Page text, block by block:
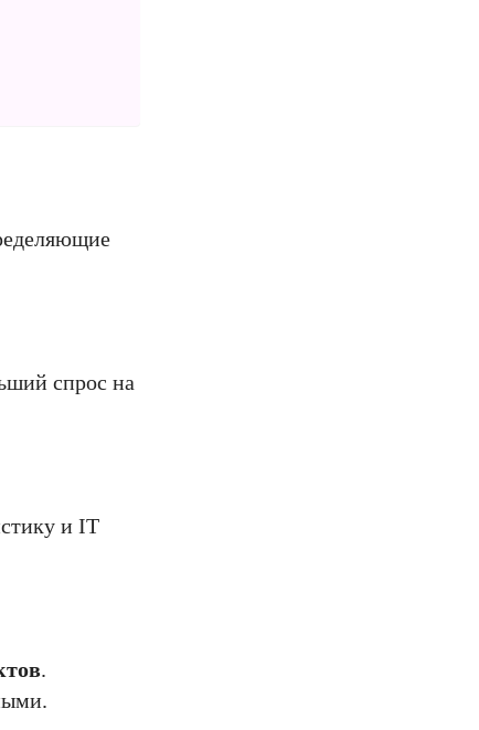
спрос на
и IT
.